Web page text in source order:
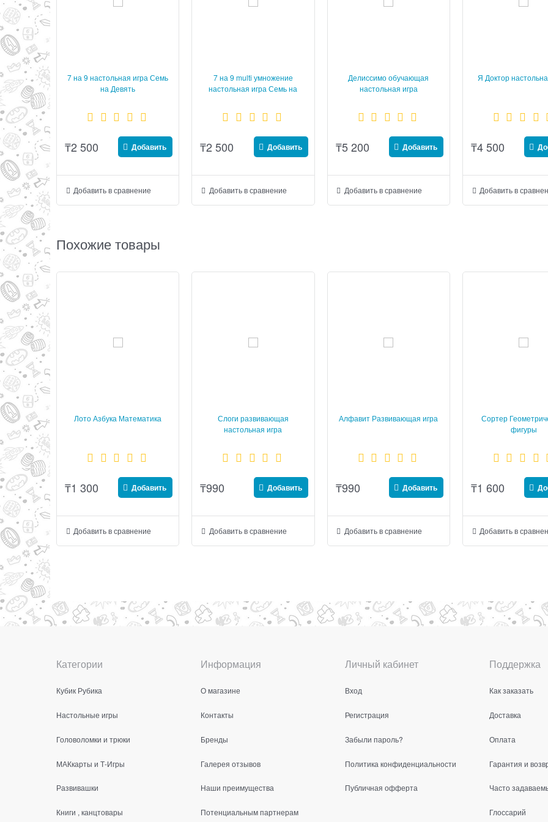
7 на 9 настольная игра Семь
на Девять
₸2 500 Добавить
Добавить в сравнение
7 на 9 multi умножение
настольная игра Семь на
₸2 500 Добавить
Добавить в сравнение
Делиссимо обучающая
настольная игра
₸5 200 Добавить
Добавить в сравнение
Я Доктор
₸4 500
Добавить в
Похожие товары
Лото Азбука Математика
₸1 300 Добавить
Добавить в сравнение
Слоги развивающая
настольная игра
₸990 Добавить
Добавить в сравнение
Алфавит Развивающая игра
₸990 Добавить
Добавить в сравнение
Сортер
фигуры
₸1 600
Добавить в
Категории
Кубик Рубика
Настольные игры
Головоломки и трюки
МАКкарты и Т-Игры
Развивашки
Книги , канцтовары
Информация
О магазине
Контакты
Бренды
Галерея отзывов
Наши преимущества
Потенциальным партнерам
Личный кабинет
Вход
Регистрация
Забыли пароль?
Политика конфиденциальности
Публичная офферта
Поддержка
Как заказать
Доставка
Оплата
Гарантия и
Часто
Глоссарий